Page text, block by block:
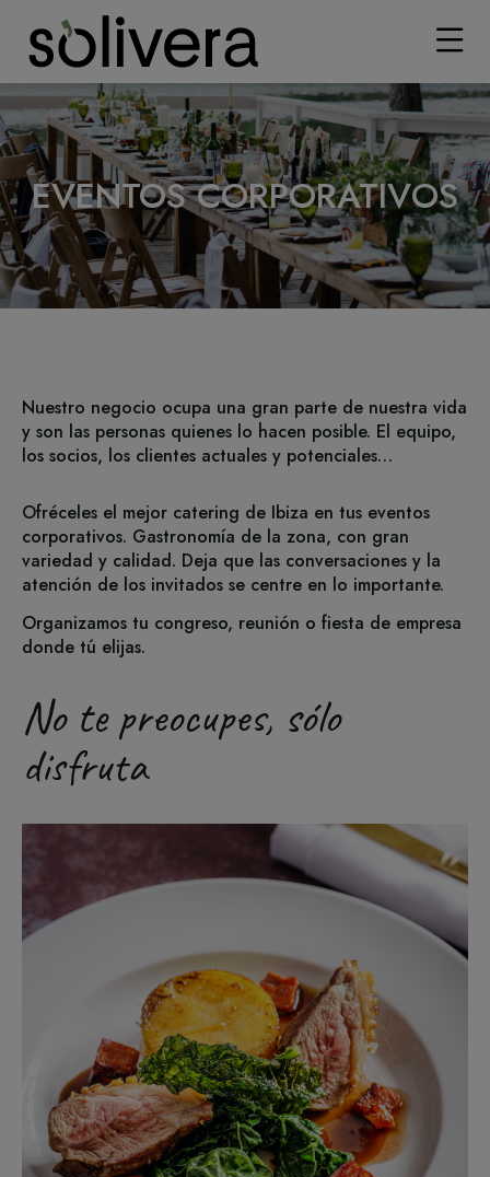
EVENTOS CORPORATIVOS
Nuestro negocio ocupa una gran parte de nuestra vida
y son las personas quienes lo hacen posible. El equipo,
los socios, los clientes actuales y potenciales…
Ofréceles el mejor catering de Ibiza en tus eventos
corporativos. Gastronomía de la zona, con gran
variedad y calidad. Deja que las conversaciones y la
atención de los invitados se centre en lo importante.
Organizamos tu congreso, reunión o fiesta de empresa
donde tú elijas.
No te preocupes, sólo
disfruta